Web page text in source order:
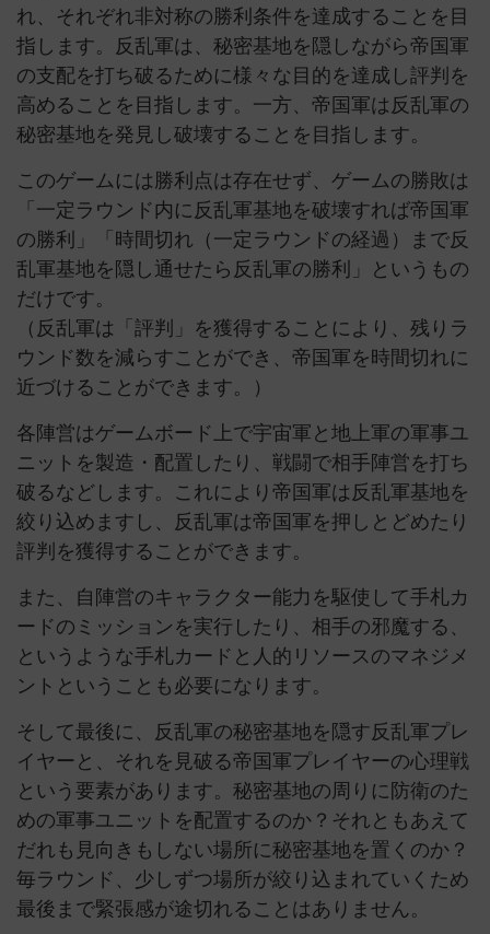
れ、それぞれ非対称の勝利条件を達成することを目
指します。反乱軍は、秘密基地を隠しながら帝国軍
の支配を打ち破るために様々な目的を達成し評判を
高めることを目指します。一方、帝国軍は反乱軍の
秘密基地を発見し破壊することを目指します。
このゲームには勝利点は存在せず、ゲームの勝敗は
「一定ラウンド内に反乱軍基地を破壊すれば帝国軍
の勝利」「時間切れ（一定ラウンドの経過）まで反
乱軍基地を隠し通せたら反乱軍の勝利」というもの
だけです。
（反乱軍は「評判」を獲得することにより、残りラ
ウンド数を減らすことができ、帝国軍を時間切れに
近づけることができます。）
各陣営はゲームボード上で宇宙軍と地上軍の軍事ユ
ニットを製造・配置したり、戦闘で相手陣営を打ち
破るなどします。これにより帝国軍は反乱軍基地を
絞り込めますし、反乱軍は帝国軍を押しとどめたり
評判を獲得することができます。
また、自陣営のキャラクター能力を駆使して手札カ
ードのミッションを実行したり、相手の邪魔する、
というような手札カードと人的リソースのマネジメ
ントということも必要になります。
そして最後に、反乱軍の秘密基地を隠す反乱軍プレ
イヤーと、それを見破る帝国軍プレイヤーの心理戦
という要素があります。秘密基地の周りに防衛のた
めの軍事ユニットを配置するのか？それともあえて
だれも見向きもしない場所に秘密基地を置くのか？
毎ラウンド、少しずつ場所が絞り込まれていくため
最後まで緊張感が途切れることはありません。